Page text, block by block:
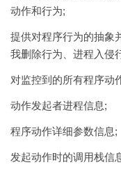
动作和行为;
提供对程序行为的抽象
我删除行为、进程入侵
对监控到的所有程序动
动作发起者进程信息;
程序动作详细参数信息;
发起动作时的调用栈信